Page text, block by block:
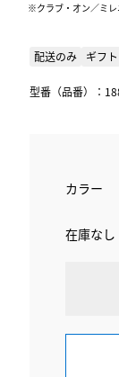
クラブ・オン／ミ
配送のみ ギフ
型番（品番）：
カラー
在庫なし